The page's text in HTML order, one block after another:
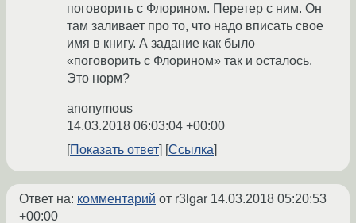
поговорить с Флорином. Перетер с ним. Он
там заливает про то, что надо вписать свое
имя в книгу. А задание как было
«поговорить с Флорином» так и осталось.
Это норм?
anonymous
14.03.2018 06:03:04 +00:00
Показать ответ
Ссылка
Ответ на: комментарий от r3lgar 14.03.2018 05:20:53
+00:00